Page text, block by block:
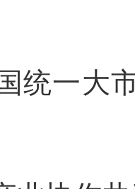
统一大